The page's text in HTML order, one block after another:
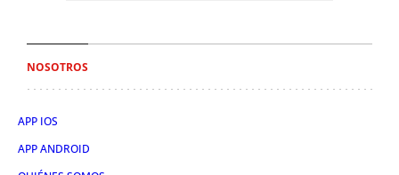
NOSOTROS
APP IOS
APP ANDROID